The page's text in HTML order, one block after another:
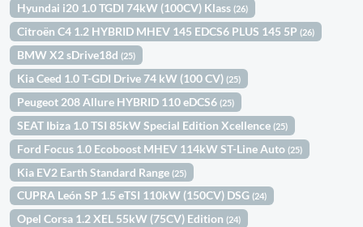
Hyundai i20 1.0 TGDI 74kW (100CV) Klass(26)
Citroën C4 1.2 HYBRID MHEV 145 EDCS6 PLUS 145 5P(26)
BMW X2 sDrive18d(25)
Kia Ceed 1.0 T-GDI Drive 74 kW (100 CV)(25)
Peugeot 208 Allure HYBRID 110 eDCS6(25)
SEAT Ibiza 1.0 TSI 85kW Special Edition Xcellence(25)
Ford Focus 1.0 Ecoboost MHEV 114kW ST-Line Auto(25)
Kia EV2 Earth Standard Range(25)
CUPRA León SP 1.5 eTSI 110kW (150CV) DSG(24)
Opel Corsa 1.2 XEL 55kW (75CV) Edition(24)